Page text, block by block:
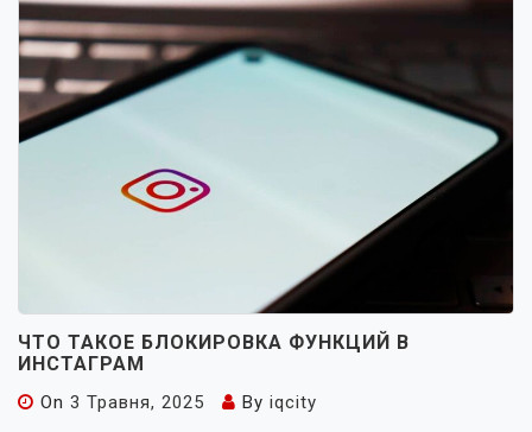
ЧТО ТАКОЕ БЛОКИРОВКА ФУНКЦИЙ В
ИНСТАГРАМ
On 3 Травня, 2025 By iqcity